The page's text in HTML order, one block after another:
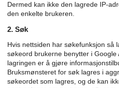
Dermed kan ikke den lagrede IP-
den enkelte brukeren.
2. Søk
Hvis nettsiden har søkefunksjon så
søkeord brukerne benytter i Google
lagringen er å gjøre
Bruksmønsteret for søk lagres i
søkeordet som lagres, og de kan